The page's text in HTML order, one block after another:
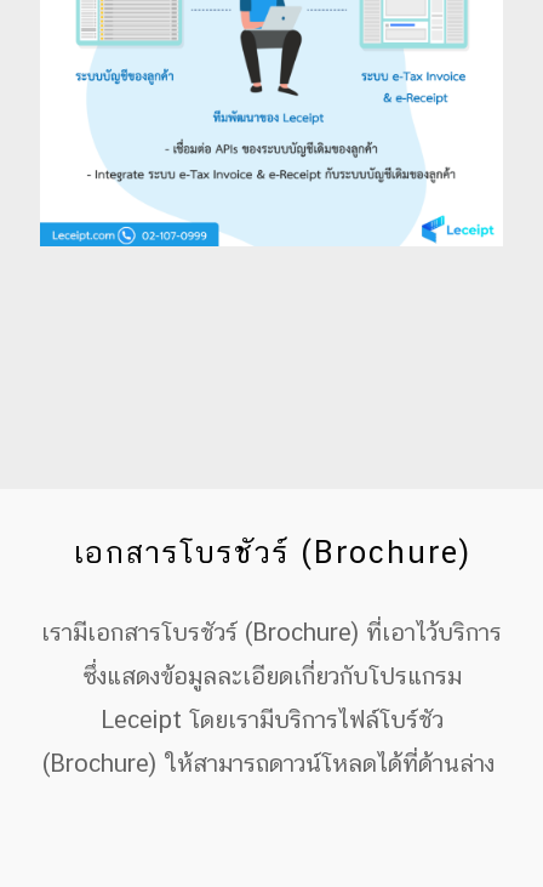
เอกสารโบรชัวร์ (Brochure)
เรามีเอกสารโบรชัวร์ (Brochure) ที่เอาไว้บริการ
ซึ่งแสดงข้อมูลละเอียดเกี่ยวกับโปรแกรม
Leceipt โดยเรามีบริการไฟล์โบร์ชัว
(Brochure) ให้สามารถดาวน์โหลดได้ที่ด้านล่าง